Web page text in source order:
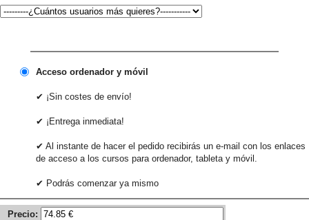
Acceso ordenador y móvil
✔ ¡Sin costes de envío!
✔ ¡Entrega inmediata!
✔ Al instante de hacer el pedido recibirás un e-mail con los enlaces
de acceso a los cursos para ordenador, tableta y móvil.
✔ Podrás comenzar ya mismo
Precio: